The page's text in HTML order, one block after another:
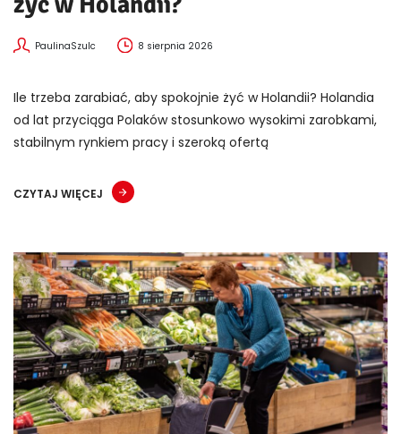
PaulinaSzulc 8 sierpnia 2026
Ile trzeba zarabiać, aby spokojnie żyć w Holandii? Holandia
od lat przyciąga Polaków stosunkowo wysokimi zarobkami,
stabilnym rynkiem pracy i szeroką ofertą
CZYTAJ WIĘCEJ